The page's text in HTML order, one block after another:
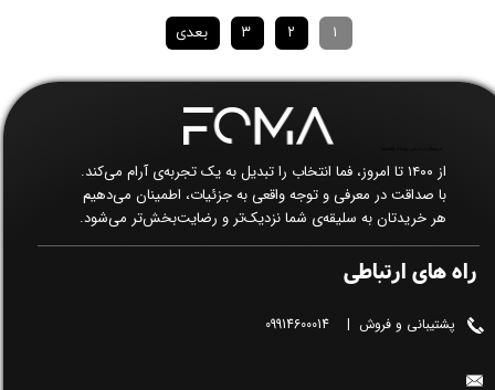
۱ ۲ ۳ بعدی
راه های ارتباطی
پشتیبانی و فروش | 09914600014
از ۱۴۰۰ تا امروز، فما انتخاب را تبدیل به یک تجربه‌ی آرام می‌کند.
با صداقت در معرفی و توجه واقعی به جزئیات، اطمینان می‌دهیم
هر خریدتان به سلیقه‌ی شما نزدیک‌تر و رضایت‌بخش‌تر می‌شود.